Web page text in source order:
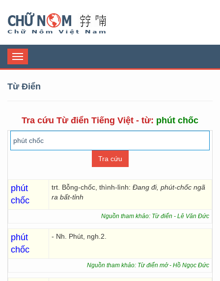
Toggle
navigation
Từ Điển
Tra cứu Từ điển Tiếng Việt - từ: phút chốc
phút
chốc
trt. Bỗng-chốc, thình-lình: Đang đi, phút-chốc ngã
ra bất-tỉnh
Nguồn tham khảo: Từ điển - Lê Văn Đức
phút
chốc
- Nh. Phút, ngh.2.
Nguồn tham khảo: Từ điển mở - Hồ Ngọc Đức